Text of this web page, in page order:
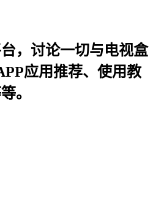
，讨论一切与电视盒
应用推荐、使用教
。